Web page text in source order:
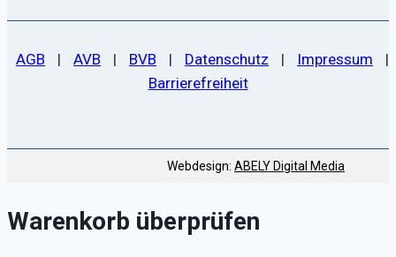
AGB | AVB | BVB | Datenschutz | Impressum
|
Barrierefreiheit
Webdesign: ABELY Digital Media
Warenkorb überprüfen